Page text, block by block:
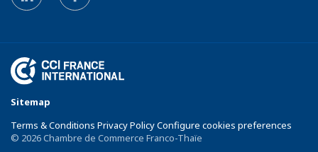
Sitemap
Terms & Conditions Privacy Policy Configure cookies preferences
© 2026 Chambre de Commerce Franco-Thaïe